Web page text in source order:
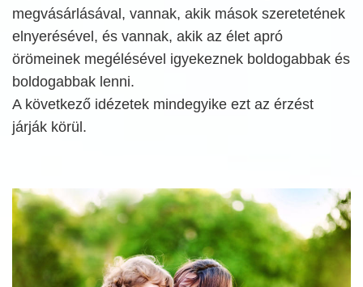
megvásárlásával, vannak, akik mások szeretetének
elnyerésével, és vannak, akik az élet apró
örömeinek megélésével igyekeznek boldogabbak és
boldogabbak lenni.
A következő idézetek mindegyike ezt az érzést
járják körül.